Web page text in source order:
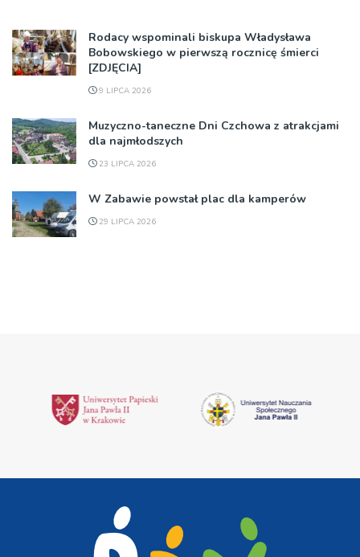
Rodacy wspominali biskupa Władysława
Bobowskiego w pierwszą rocznicę śmierci
[ZDJĘCIA]
9 LIPCA 2026
Muzyczno-taneczne Dni Czchowa z atrakcjami
dla najmłodszych
23 LIPCA 2026
W Zabawie powstał plac dla kamperów
29 LIPCA 2026